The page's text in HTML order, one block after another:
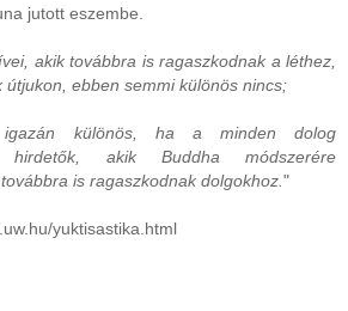
jutott eszembe.
akik továbbra is ragaszkodnak a léthez,
útjukon, ebben semmi különös nincs;
különös, ha a minden dolog
hirdetők, akik Buddha módszerére
is ragaszkodnak dolgokhoz."
yuktisastika.html